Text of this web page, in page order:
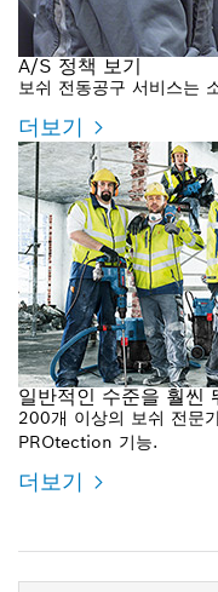
A/S 정책 보기
보쉬 전동공구 서비스는
더보기
일반적인 수준을 훨씬
200개 이상의 보쉬 전문
PROtection 기능.
더보기